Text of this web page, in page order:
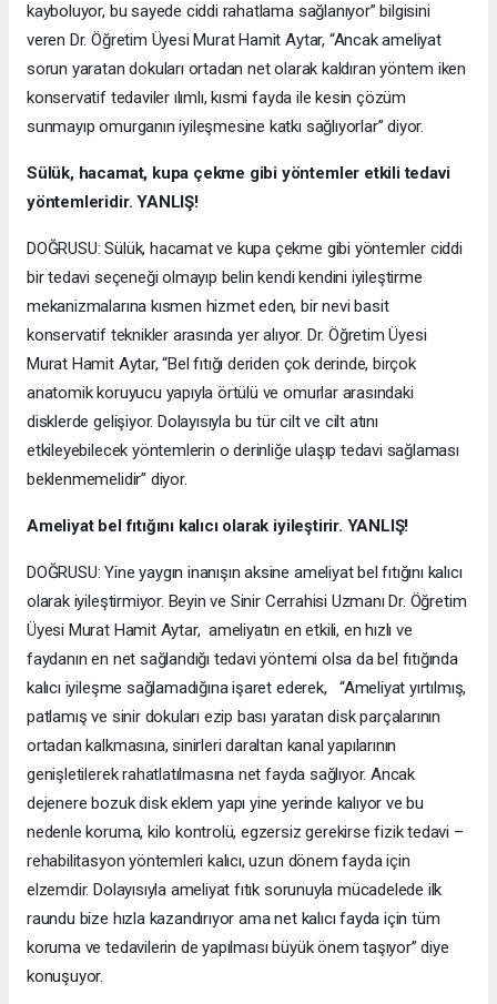
kayboluyor, bu sayede ciddi rahatlama sağlanıyor” bilgisini
veren Dr. Öğretim Üyesi Murat Hamit Aytar, “Ancak ameliyat
sorun yaratan dokuları ortadan net olarak kaldıran yöntem iken
konservatif tedaviler ılımlı, kısmi fayda ile kesin çözüm
sunmayıp omurganın iyileşmesine katkı sağlıyorlar” diyor.
Sülük, hacamat, kupa çekme gibi yöntemler etkili tedavi
yöntemleridir. YANLIŞ!
DOĞRUSU: Sülük, hacamat ve kupa çekme gibi yöntemler ciddi
bir tedavi seçeneği olmayıp belin kendi kendini iyileştirme
mekanizmalarına kısmen hizmet eden, bir nevi basit
konservatif teknikler arasında yer alıyor. Dr. Öğretim Üyesi
Murat Hamit Aytar, “Bel fıtığı deriden çok derinde, birçok
anatomik koruyucu yapıyla örtülü ve omurlar arasındaki
disklerde gelişiyor. Dolayısıyla bu tür cilt ve cilt atını
etkileyebilecek yöntemlerin o derinliğe ulaşıp tedavi sağlaması
beklenmemelidir” diyor.
Ameliyat bel fıtığını kalıcı olarak iyileştirir. YANLIŞ!
DOĞRUSU: Yine yaygın inanışın aksine ameliyat bel fıtığını kalıcı
olarak iyileştirmiyor. Beyin ve Sinir Cerrahisi Uzmanı Dr. Öğretim
Üyesi Murat Hamit Aytar, ameliyatın en etkili, en hızlı ve
faydanın en net sağlandığı tedavi yöntemi olsa da bel fıtığında
kalıcı iyileşme sağlamadığına işaret ederek, “Ameliyat yırtılmış,
patlamış ve sinir dokuları ezip bası yaratan disk parçalarının
ortadan kalkmasına, sinirleri daraltan kanal yapılarının
genişletilerek rahatlatılmasına net fayda sağlıyor. Ancak
dejenere bozuk disk eklem yapı yine yerinde kalıyor ve bu
nedenle koruma, kilo kontrolü, egzersiz gerekirse fizik tedavi –
rehabilitasyon yöntemleri kalıcı, uzun dönem fayda için
elzemdir. Dolayısıyla ameliyat fıtık sorunuyla mücadelede ilk
raundu bize hızla kazandırıyor ama net kalıcı fayda için tüm
koruma ve tedavilerin de yapılması büyük önem taşıyor” diye
konuşuyor.